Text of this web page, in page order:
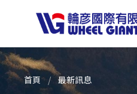
首頁 最新訊息